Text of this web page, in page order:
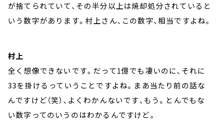
が捨てられていて、その半分以上は焼却処分されていると
いう数字があります。村上さん、この数字、相当ですよね。
村上
全く想像できないです。だって1億でも凄いのに、それに
33を掛けるっていうことですよね。まあ当たり前の話な
んですけど（笑）、よくわかんないです、もう。とんでもな
い数字ってのいうのはわかるんですけど。